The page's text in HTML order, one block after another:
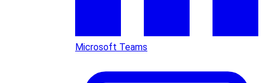
Microsoft Teams